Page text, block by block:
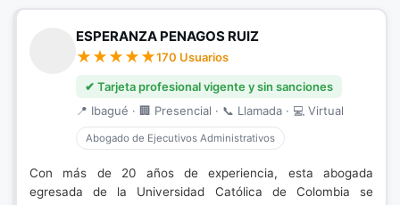
ESPERANZA PENAGOS RUIZ
170 Usuarios
✔ Tarjeta profesional vigente y sin sanciones
📍 Ibagué · 🏢 Presencial · 📞 Llamada · 💻 Virtual
Abogado de Ejecutivos Administrativos
Con más de 20 años de experiencia, esta abogada
egresada de la Universidad Católica de Colombia se